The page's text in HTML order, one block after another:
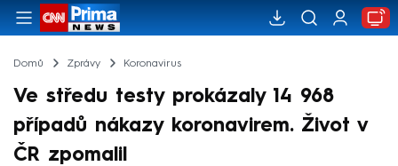
Domů Zprávy Koronavirus
Ve středu testy prokázaly 14 968
případů nákazy koronavirem. Život v
ČR zpomalil